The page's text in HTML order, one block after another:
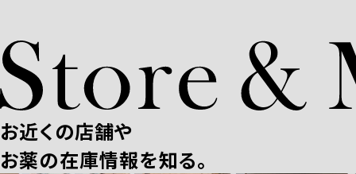
お近くの店舗や
お薬の在庫情報を知る。